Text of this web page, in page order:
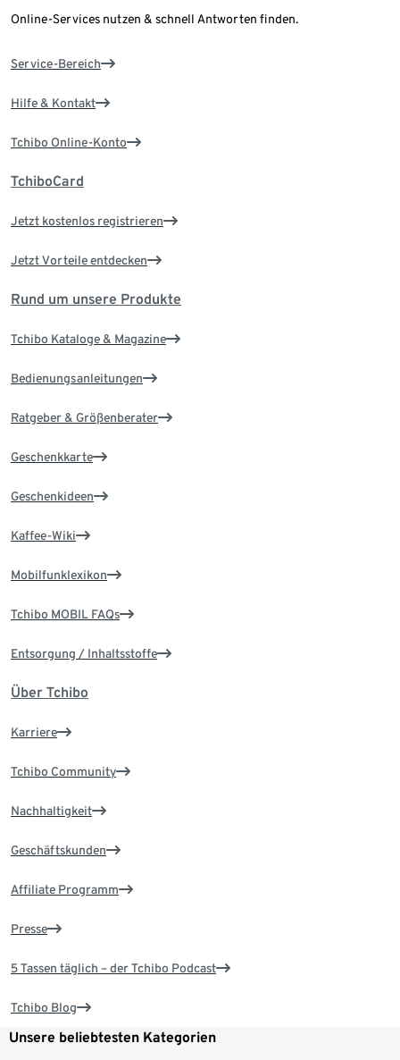
Online-Services nutzen & schnell Antworten finden.
Service-Bereich
Hilfe & Kontakt
Tchibo Online-Konto
TchiboCard
Jetzt kostenlos registrieren
Jetzt Vorteile entdecken
Rund um unsere Produkte
Tchibo Kataloge & Magazine
Bedienungsanleitungen
Ratgeber & Größenberater
Geschenkkarte
Geschenkideen
Kaffee-Wiki
Mobilfunklexikon
Tchibo MOBIL FAQs
Entsorgung / Inhaltsstoffe
Über Tchibo
Karriere
Tchibo Community
Nachhaltigkeit
Geschäftskunden
Affiliate Programm
Presse
5 Tassen täglich – der Tchibo Podcast
Tchibo Blog
Unsere beliebtesten Kategorien